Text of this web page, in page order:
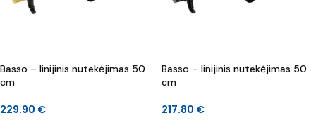
Basso – linijinis nutekėjimas 50
cm
229.90 €
Basso – linijinis nutekėjimas 50
cm
217.80 €